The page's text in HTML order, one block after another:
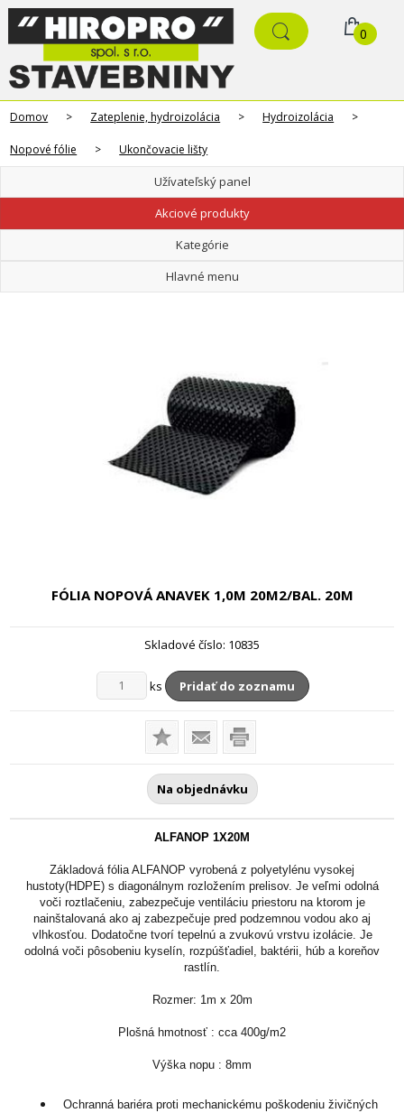
0
Domov > Zateplenie, hydroizolácia > Hydroizolácia >
Nopové fólie > Ukončovacie lišty
Užívateľský panel
Akciové produkty
Kategórie
Hlavné menu
FÓLIA NOPOVÁ ANAVEK 1,0M 20M2/BAL. 20M
Skladové číslo: 10835
ks Pridať do zoznamu
Na objednávku
ALFANOP 1X20M
Základová fólia ALFANOP vyrobená z polyetylénu vysokej
hustoty(HDPE) s diagonálnym rozložením prelisov. Je veľmi odolná
voči roztlačeniu, zabezpečuje ventiláciu priestoru na ktorom je
nainštalovaná ako aj zabezpečuje pred podzemnou vodou ako aj
vlhkosťou. Dodatočne tvorí tepelnú a zvukovú vrstvu izolácie. Je
odolná voči pôsobeniu kyselín, rozpúšťadiel, baktérii, húb a koreňov
rastlín.
Rozmer: 1m x 20m
Plošná hmotnosť : cca 400g/m2
Výška nopu : 8mm
Ochranná bariéra proti mechanickému poškodeniu živičných